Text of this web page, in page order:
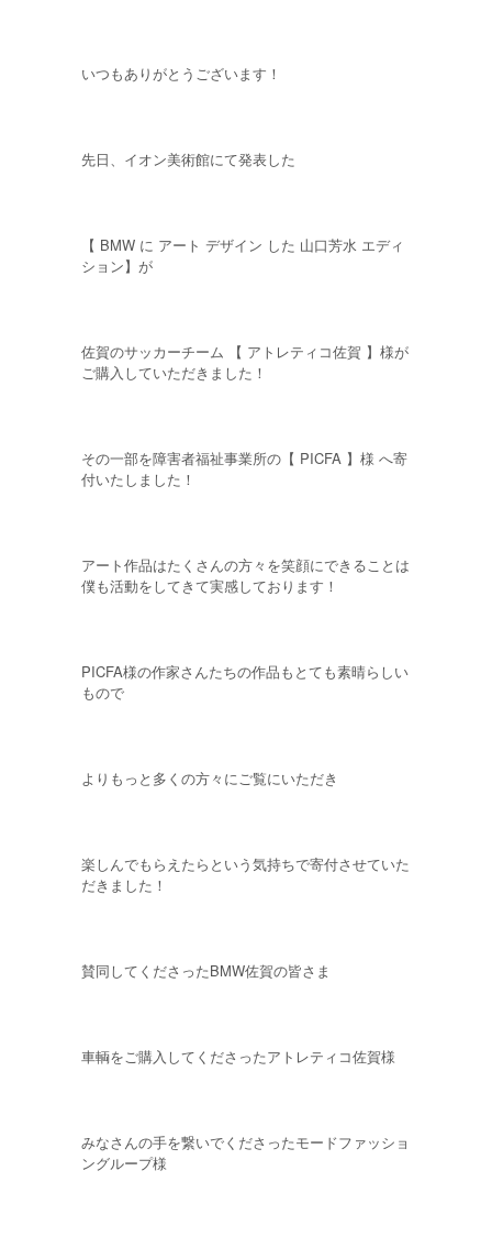
いつもありがとうございます！
先日、イオン美術館にて発表した
【 BMW に アート デザイン した 山口芳水 エディ
ション】が
佐賀のサッカーチーム 【 アトレティコ佐賀 】様が
ご購入していただきました！
その一部を障害者福祉事業所の【 PICFA 】様 へ寄
付いたしました！
アート作品はたくさんの方々を笑顔にできることは
僕も活動をしてきて実感しております！
PICFA様の作家さんたちの作品もとても素晴らしい
もので
よりもっと多くの方々にご覧にいただき
楽しんでもらえたらという気持ちで寄付させていた
だきました！
賛同してくださったBMW佐賀の皆さま
車輌をご購入してくださったアトレティコ佐賀様
みなさんの手を繋いでくださったモードファッショ
ングループ様